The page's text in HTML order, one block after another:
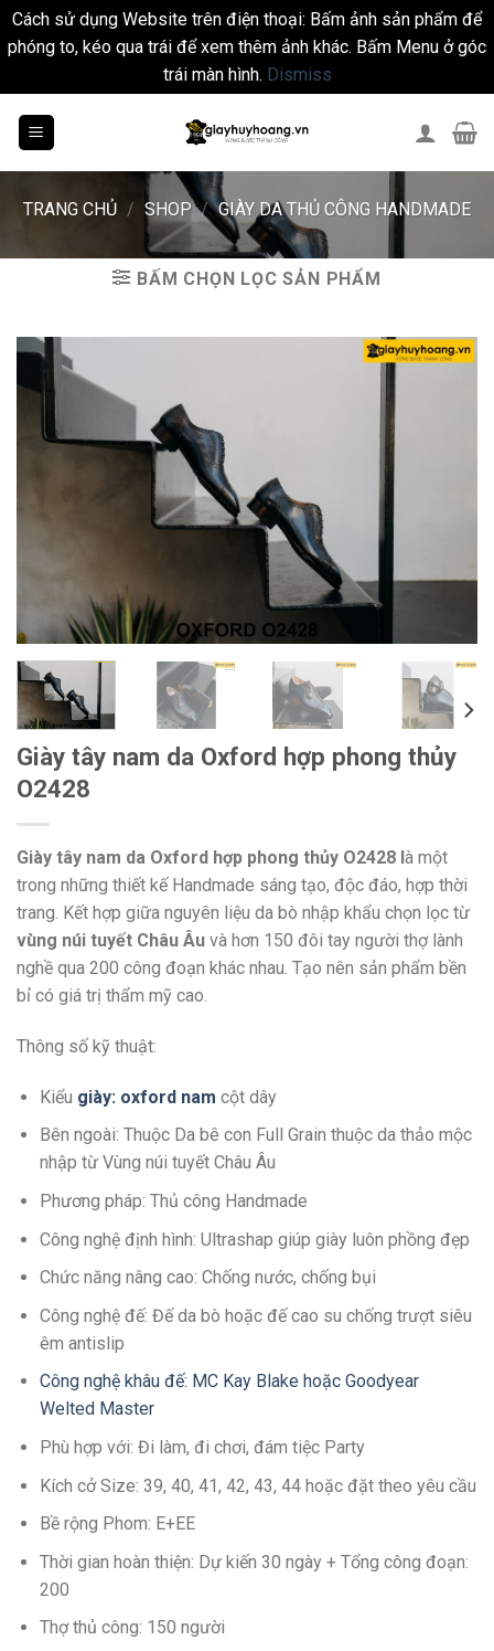
Cách sử dụng Website trên điện thoại: Bấm ảnh sản phẩm để
phóng to, kéo qua trái để xem thêm ảnh khác. Bấm Menu ở góc
trái màn hình. Dismiss
TRANG CHỦ / SHOP / GIÀY DA THỦ CÔNG HANDMADE
BẤM CHỌN LỌC SẢN PHẨM
Giày tây nam da Oxford hợp phong thủy
O2428
Giày tây nam da Oxford hợp phong thủy O2428 l à một
trong những thiết kế Handmade sáng tạo, độc đáo, hợp thời
trang. Kết hợp giữa nguyên liệu da bò nhập khẩu chọn lọc từ
vùng núi tuyết Châu Âu và hơn 150 đôi tay người thợ lành
nghề qua 200 công đoạn khác nhau. Tạo nên sản phẩm bền
bỉ có giá trị thẩm mỹ cao.
Thông số kỹ thuật:
Kiểu giày: oxford nam cột dây
Bên ngoài: Thuộc Da bê con Full Grain thuộc da thảo mộc
nhập từ Vùng núi tuyết Châu Âu
Phương pháp: Thủ công Handmade
Công nghệ định hình: Ultrashap giúp giày luôn phồng đẹp
Chức năng nâng cao: Chống nước, chống bụi
Công nghệ đế: Đế da bò hoặc đế cao su chống trượt siêu
êm antislip
Công nghệ khâu đế: MC Kay Blake hoặc Goodyear
Welted Master
Phù hợp với: Đi làm, đi chơi, đám tiệc Party
Kích cở Size: 39, 40, 41, 42, 43, 44 hoặc đặt theo yêu cầu
Bề rộng Phom: E+EE
Thời gian hoàn thiện: Dự kiến 30 ngày + Tổng công đoạn:
200
Thợ thủ công: 150 người